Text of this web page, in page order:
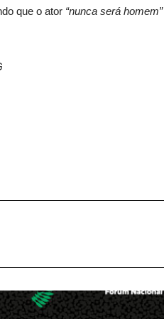
que o ator“nunca será homem”